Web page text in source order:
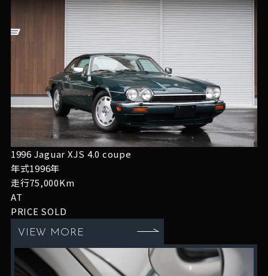
1996 Jaguar XJS 4.0 coupe
年式1996年
走行75,000Km
AT
PRICE SOLD
VIEW MORE